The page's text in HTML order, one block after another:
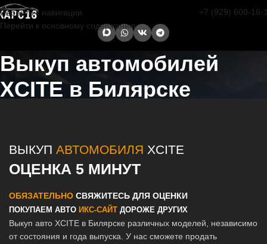
Перейти к навигации
Перейти к основному содержанию
+7 (929) 600-16-
Выкуп автомобилей
XCITE в Билярске
ВЫКУП АВТОМОБИЛЯ XCITE
ОЦЕНКА 5 МИНУТ
ОБЯЗАТЕЛЬНО СВЯЖИТЕСЬ ДЛЯ ОЦЕНКИ
ПОКУПАЕМ АВТО ИКС-САЙТ ДОРОЖЕ ДРУГИХ
Выкуп авто XCITE в Билярске различных моделей, независимо
от состояния и года выпуска. У нас сможете продать